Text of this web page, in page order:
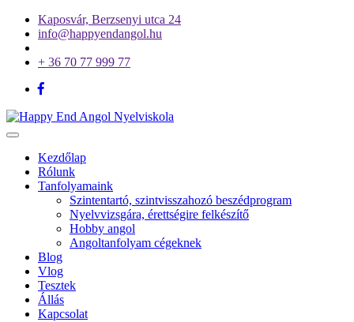
Kaposvár, Berzsenyi utca 24
info@happyendangol.hu
+ 36 70 77 999 77
Toggle
navigationKezdőlap
Rólunk
Tanfolyamaink
Szintentartó, szintvisszahozó beszédprogram
Nyelvvizsgára, érettségire felkészítő
Hobby angol
Angoltanfolyam cégeknek
Blog
Vlog
Tesztek
Állás
Kapcsolat